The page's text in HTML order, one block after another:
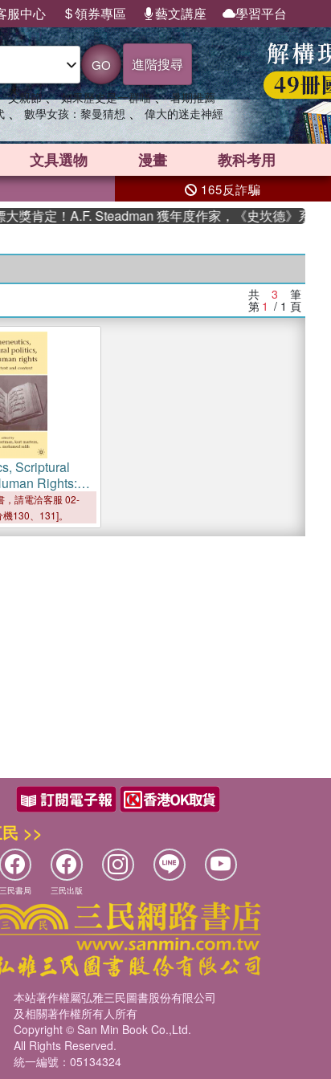
服中心 領券專區 藝文講座 學習平台
GO 進階搜尋
父親節 、 如果歷史是一群喵 、 暑期推薦
、 數學女孩：黎曼猜想 、 偉大的迷走神經
文具選物 漫畫 教科考用
165反詐騙
肯定！A.F. Steadman 獲年度作家，《史坎德》系列帶
共 3 筆
第 1 / 1 頁
Scriptural
Rights:
Context
，請電洽客服 02-
130、131]。
>>
三民書局 三民出版
本站著作權屬弘雅三民圖書股份有限公司
及相關著作權所有人所有
Copyright © San Min Book Co.,Ltd.
All Rights Reserved.
統一編號：05134324